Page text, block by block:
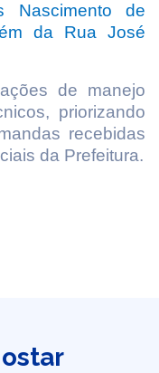
Nascimento de
da Rua José
de manejo
priorizando
recebidas
da Prefeitura.